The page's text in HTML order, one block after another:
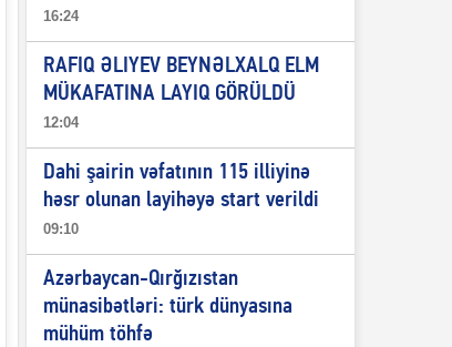
16:24
RAFIQ ƏLIYEV BEYNƏLXALQ ELM
MÜKAFATINA LAYIQ GÖRÜLDÜ
12:04
Dahi şairin vəfatının 115 illiyinə
həsr olunan layihəyə start verildi
09:10
Azərbaycan-Qırğızıstan
münasibətləri: türk dünyasına
mühüm töhfə